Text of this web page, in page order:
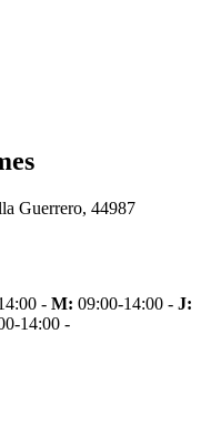
Guerrero, 44987
- M: 09:00-14:00 - J:
14:00 -